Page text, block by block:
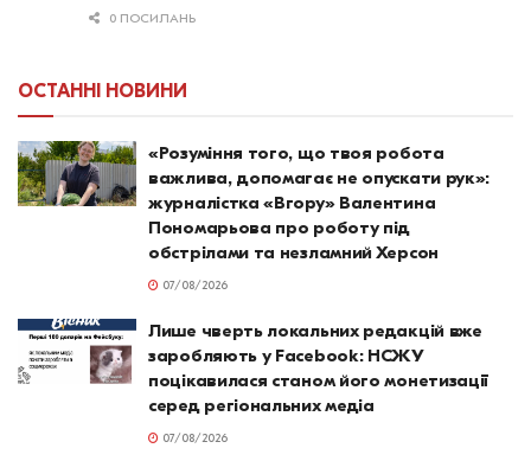
0 ПОСИЛАНЬ
ОСТАННІ НОВИНИ
«Розуміння того, що твоя робота
важлива, допомагає не опускати рук»:
журналістка «Вгору» Валентина
Пономарьова про роботу під
обстрілами та незламний Херсон
07/08/2026
Лише чверть локальних редакцій вже
заробляють у Facebook: НСЖУ
поцікавилася станом його монетизації
серед регіональних медіа
07/08/2026